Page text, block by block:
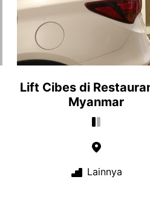
Lift Cibes di
Myanmar
Lainnya